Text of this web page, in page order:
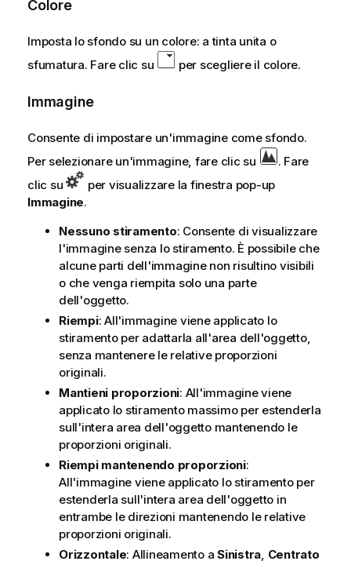
Colore
Imposta lo sfondo su un colore: a tinta unita o
sfumatura. Fare clic su
per scegliere il colore.
Immagine
Consente di impostare un'immagine come sfondo.
Per selezionare un'immagine, fare clic su
. Fare
clic su
per visualizzare la finestra pop-up
Immagine.
Nessuno stiramento: Consente di visualizzare
l'immagine senza lo stiramento. È possibile che
alcune parti dell'immagine non risultino visibili
o che venga riempita solo una parte
dell'oggetto.
Riempi: All'immagine viene applicato lo
stiramento per adattarla all'area dell'oggetto,
senza mantenere le relative proporzioni
originali.
Mantieni proporzioni: All'immagine viene
applicato lo stiramento massimo per estenderla
sull'intera area dell'oggetto mantenendo le
proporzioni originali.
Riempi mantenendo proporzioni:
All'immagine viene applicato lo stiramento per
estenderla sull'intera area dell'oggetto in
entrambe le direzioni mantenendo le relative
proporzioni originali.
Orizzontale: Allineamento a Sinistra, Centrato